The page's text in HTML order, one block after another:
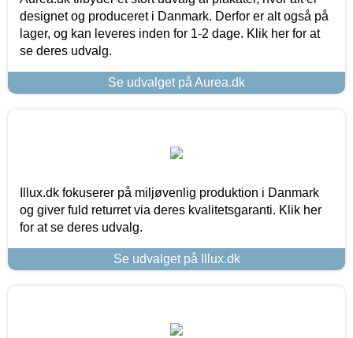
designet og produceret i Danmark. Derfor er alt også på
lager, og kan leveres inden for 1-2 dage. Klik her for at
se deres udvalg.
Se udvalget på Aurea.dk
Illux.dk fokuserer på miljøvenlig produktion i Danmark
og giver fuld returret via deres kvalitetsgaranti. Klik her
for at se deres udvalg.
Se udvalget på Illux.dk